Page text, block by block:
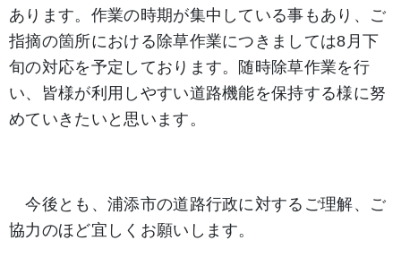
あります。作業の時期が集中している事もあり、ご
指摘の箇所における除草作業につきましては8月下
旬の対応を予定しております。随時除草作業を行
い、皆様が利用しやすい道路機能を保持する様に努
めていきたいと思います。
今後とも、浦添市の道路行政に対するご理解、ご
協力のほど宜しくお願いします。